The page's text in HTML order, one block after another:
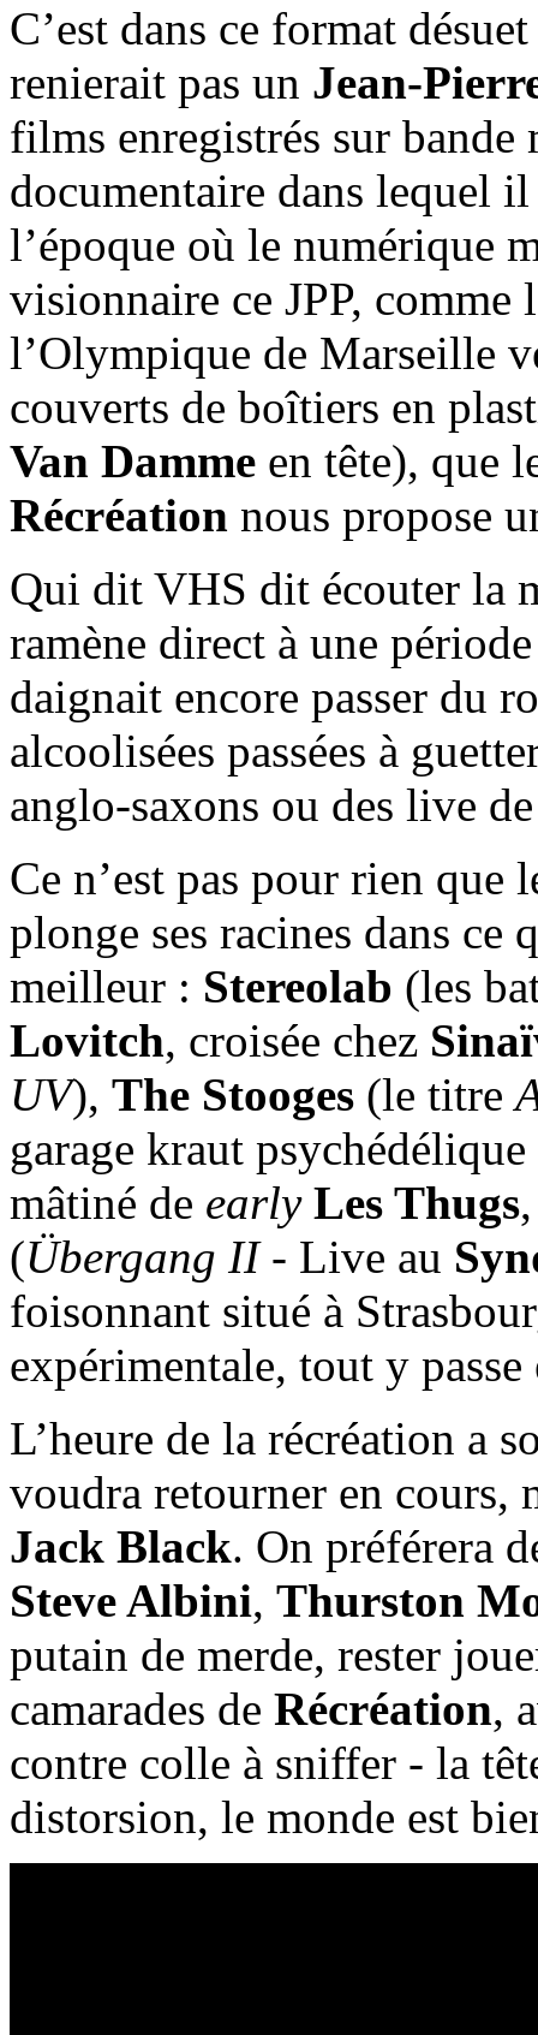
C’est dans ce format
renierait pas un Jean-
films enregistrés sur bande
documentaire dans lequel
l’époque où le numérique
visionnaire ce JPP, comme
l’Olympique de Marseille
couverts de boîtiers en
Van Damme en tête), que
Récréation nous propose
Qui dit VHS dit écouter la
ramène direct à une
daignait encore passer du
alcoolisées passées à
anglo-saxons ou des live
Ce n’est pas pour rien que
plonge ses racines dans
meilleur : Stereolab (les
Lovitch, croisée chez
UV), The Stooges (le titre
garage kraut psychédélique
mâtiné de earlyLes Thugs
(Übergang II- Live au
foisonnant situé à
expérimentale, tout y
L’heure de la récréation a
voudra retourner en cours,
Jack Black. On préférera
Steve Albini, Thurston
putain de merde, rester
camarades de Récréation,
contre colle à sniffer - la
distorsion, le monde est